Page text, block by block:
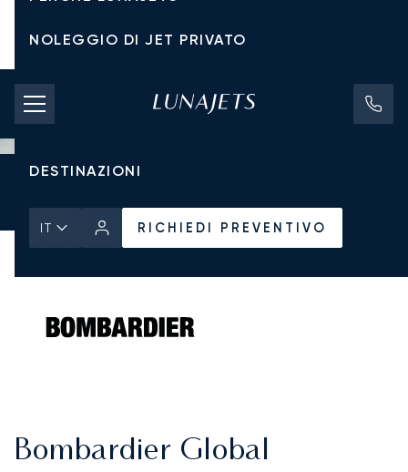
NOLEGGIO DI JET PRIVATO
TARIFFE DI NOLEGGIO
JET PRIVATI
DESTINAZIONI
IT RICHIEDI PREVENTIVO
Bombardier Global